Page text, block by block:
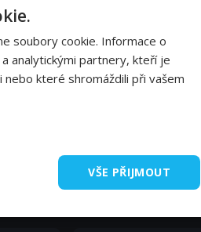
Aria Noelle Curzon
Ducky (voice)
Michael York
soubory cookie. Informace o
analytickými partnery, kteří je
které shromáždili při vašem
VŠE PŘIJMOUT